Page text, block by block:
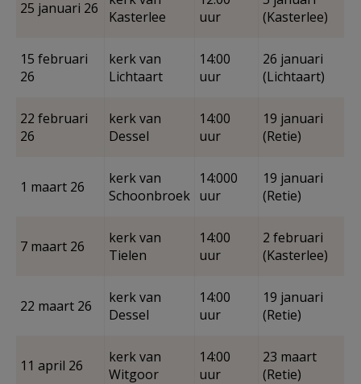
25 januari 26
Kasterlee
uur
(Kasterlee)
15 februari
26
kerk van
Lichtaart
14:00
uur
26 januari
(Lichtaart)
22 februari
26
kerk van
Dessel
14:00
uur
19 januari
(Retie)
1 maart 26
kerk van
Schoonbroek
14:000
uur
19 januari
(Retie)
7 maart 26
kerk van
Tielen
14:00
uur
2 februari
(Kasterlee)
22 maart 26
kerk van
Dessel
14:00
uur
19 januari
(Retie)
11 april 26
kerk van
Witgoor
14:00
uur
23 maart
(Retie)